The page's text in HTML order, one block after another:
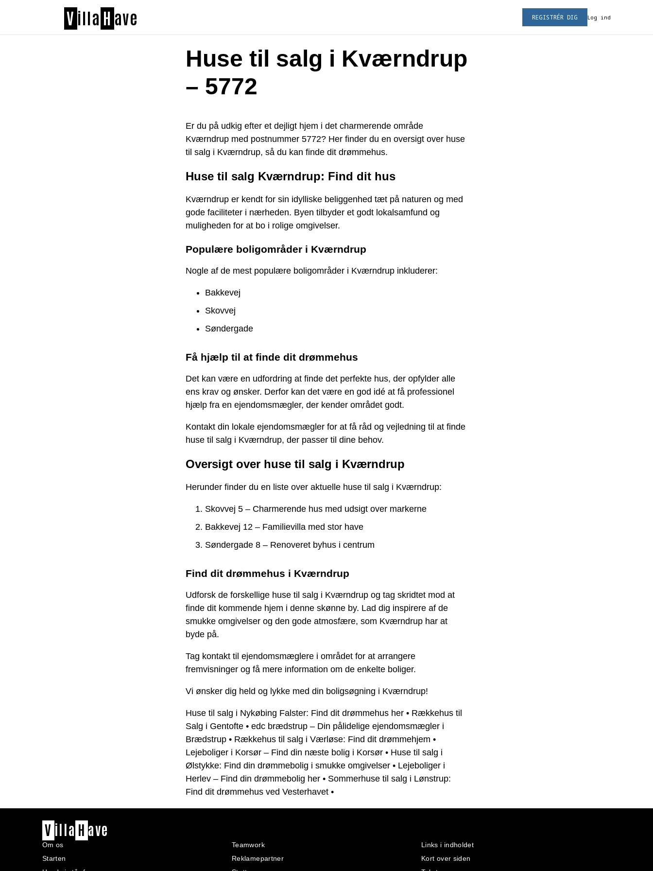
V illa H ave Log ind
REGISTRÉR DIG
Huse til salg i Kværndrup
– 5772
Er du på udkig efter et dejligt hjem i det charmerende område
Kværndrup med postnummer 5772? Her finder du en oversigt over huse
til salg i Kværndrup, så du kan finde dit drømmehus.
Huse til salg Kværndrup: Find dit hus
Kværndrup er kendt for sin idylliske beliggenhed tæt på naturen og med
gode faciliteter i nærheden. Byen tilbyder et godt lokalsamfund og
muligheden for at bo i rolige omgivelser.
Populære boligområder i Kværndrup
Nogle af de mest populære boligområder i Kværndrup inkluderer:
Bakkevej
Skovvej
Søndergade
Få hjælp til at finde dit drømmehus
Det kan være en udfordring at finde det perfekte hus, der opfylder alle
ens krav og ønsker. Derfor kan det være en god idé at få professionel
hjælp fra en ejendomsmægler, der kender området godt.
Kontakt din lokale ejendomsmægler for at få råd og vejledning til at finde
huse til salg i Kværndrup, der passer til dine behov.
Oversigt over huse til salg i Kværndrup
Herunder finder du en liste over aktuelle huse til salg i Kværndrup:
Skovvej 5 – Charmerende hus med udsigt over markerne
Bakkevej 12 – Familievilla med stor have
Søndergade 8 – Renoveret byhus i centrum
Find dit drømmehus i Kværndrup
Udforsk de forskellige huse til salg i Kværndrup og tag skridtet mod at
finde dit kommende hjem i denne skønne by. Lad dig inspirere af de
smukke omgivelser og den gode atmosfære, som Kværndrup har at
byde på.
Tag kontakt til ejendomsmæglere i området for at arrangere
fremvisninger og få mere information om de enkelte boliger.
Vi ønsker dig held og lykke med din boligsøgning i Kværndrup!
Huse til salg i Nykøbing Falster: Find dit drømmehus her • Rækkehus til
Salg i Gentofte • edc brædstrup – Din pålidelige ejendomsmægler i
Brædstrup • Rækkehus til salg i Værløse: Find dit drømmehjem •
Lejeboliger i Korsør – Find din næste bolig i Korsør • Huse til salg i
Ølstykke: Find din drømmebolig i smukke omgivelser • Lejeboliger i
Herlev – Find din drømmebolig her • Sommerhuse til salg i Lønstrup:
Find dit drømmehus ved Vesterhavet •
V illa H ave
Om os
Starten
Teamwork
Reklamepartner
Links i indholdet
Kort over siden